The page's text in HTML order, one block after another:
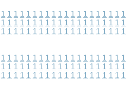
1 1 1 1 1 1 1 1 1 1 1 1 1 1 1 1 1 1 1 1
1 1 1 1 1 1 1 1 1 1 1 1 1 1 1 1 1 1 1 1
1 1 1 1 1 1 1 1 1 1 1 1 1 1 1 1 1 1 1 1
1 1 1 1 1 1 1 1 1 1 1 1 1 1 1 1 1 1 1 1
1 1 1 1 1 1 1 1 1 1 1 1 1 1 1 1 1 1 1 1
1 1 1 1 1 1 1 1 1 1 1 1 1 1 1 1 1 1 1 1